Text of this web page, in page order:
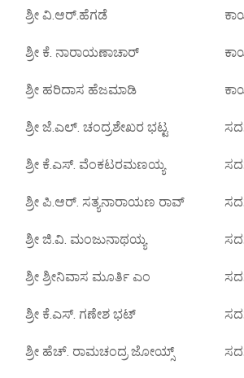
ಶ್ರೀ ವಿ.ಆರ್.ಹೆಗಡೆ
ಶ್ರೀ ಕೆ. ನಾರಾಯಣಾಚಾರ್
ಶ್ರೀ ಹರಿದಾಸ ಹೆಜಮಾಡಿ
ಶ್ರೀ ಜೆ.ಎಲ್. ಚಂದ್ರಶೇಖರ ಭಟ್ಟ
ಶ್ರೀ ಕೆ.ಎಸ್. ವೆಂಕಟರಮಣಯ್ಯ
ಶ್ರೀ ಪಿ.ಆರ್. ಸತ್ಯನಾರಾಯಣ ರಾವ್
ಶ್ರೀ ಜಿ.ವಿ. ಮಂಜುನಾಥಯ್ಯ
ಶ್ರೀ ಶ್ರೀನಿವಾಸ ಮೂರ್ತಿ ಎಂ
ಶ್ರೀ ಕೆ.ಎಸ್. ಗಣೇಶ ಭಟ್
ಶ್ರೀ ಹೆಚ್. ರಾಮಚಂದ್ರ ಜೋಯ್ಸ್